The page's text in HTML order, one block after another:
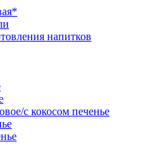
напитков
с кокосом печенье